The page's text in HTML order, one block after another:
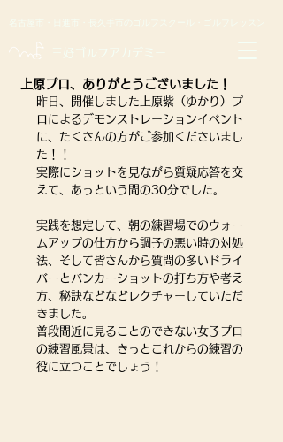
​三好ゴルフアカデミー
上原プロ、ありがとうございました！
昨日、開催しました上原紫（ゆかり）プ
ロによるデモンストレーションイベント
に、たくさんの方がご参加くださいまし
た！！
実際にショットを見ながら質疑応答を交
えて、あっという間の30分でした。
実践を想定して、朝の練習場でのウォー
ムアップの仕方から調子の悪い時の対処
法、そして皆さんから質問の多いドライ
バーとバンカーショットの打ち方や考え
方、秘訣などなどレクチャーしていただ
きました。
普段間近に見ることのできない女子プロ
の練習風景は、きっとこれからの練習の
役に立つことでしょう！